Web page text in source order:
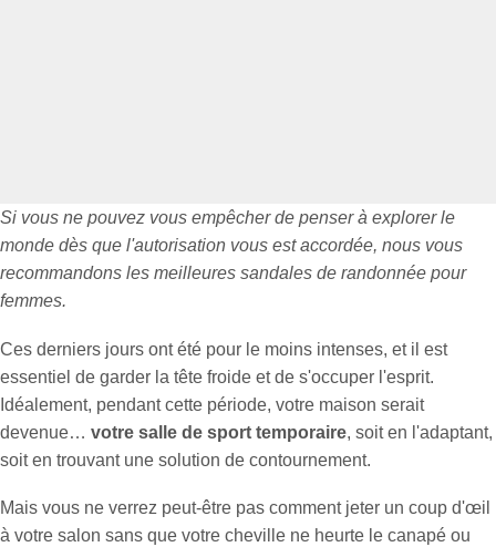
Si vous ne pouvez vous empêcher de penser à explorer le
monde dès que l'autorisation vous est accordée, nous vous
recommandons les meilleures sandales de randonnée pour
femmes.
Ces derniers jours ont été pour le moins intenses, et il est
essentiel de garder la tête froide et de s'occuper l'esprit.
Idéalement, pendant cette période, votre maison serait
devenue… votre salle de sport temporaire, soit en l'adaptant,
soit en trouvant une solution de contournement.
Mais vous ne verrez peut-être pas comment jeter un coup d'œil
à votre salon sans que votre cheville ne heurte le canapé ou